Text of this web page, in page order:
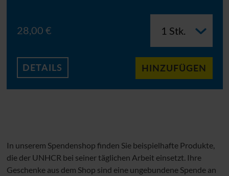
28,00 €
DETAILS HINZUFÜGEN
In unserem Spendenshop finden Sie beispielhafte Produkte,
die der UNHCR bei seiner täglichen Arbeit einsetzt. Ihre
Geschenke aus dem Shop sind eine ungebundene Spende an